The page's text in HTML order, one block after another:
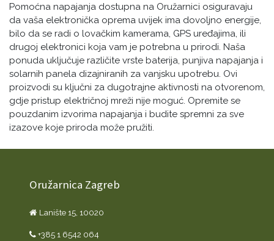
Pomoćna napajanja dostupna na Oružarnici osiguravaju
da vaša elektronička oprema uvijek ima dovoljno energije,
bilo da se radi o lovačkim kamerama, GPS uređajima, ili
drugoj elektronici koja vam je potrebna u prirodi. Naša
ponuda uključuje različite vrste baterija, punjiva napajanja i
solarnih panela dizajniranih za vanjsku upotrebu. Ovi
proizvodi su ključni za dugotrajne aktivnosti na otvorenom,
gdje pristup električnoj mreži nije moguć. Opremite se
pouzdanim izvorima napajanja i budite spremni za sve
izazove koje priroda može pružiti.
Oružarnica Zagreb
Lanište 15, 10020
+385 1 6542 064